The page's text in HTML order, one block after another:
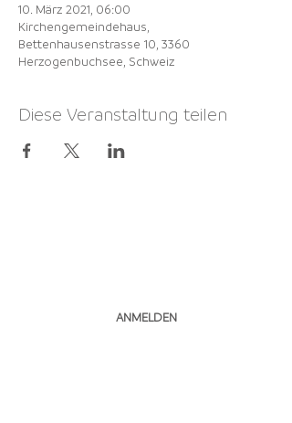
10. März 2021, 06:00
Kirchengemeindehaus,
Bettenhausenstrasse 10, 3360
Herzogenbuchsee, Schweiz
Diese Veranstaltung teilen
ANMELDEN